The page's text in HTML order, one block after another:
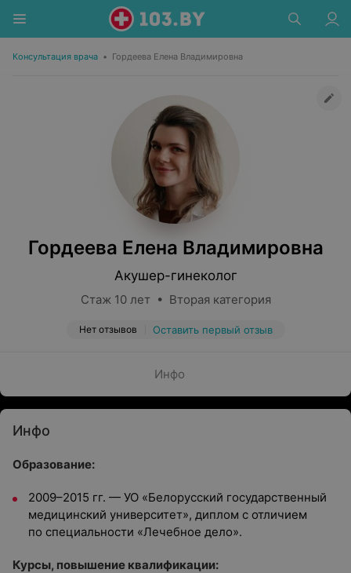
Консультация врача • Гордеева Елена Владимировна
Гордеева Елена Владимировна
Акушер-гинеколог
Стаж 10 лет • Вторая категория
Нет отзывов Оставить первый отзыв
Инфо
Инфо
Образование:
2009–2015 гг. — УО «Белорусский государственный
медицинский университет», диплом с отличием
по специальности «Лечебное дело».
Курсы, повышение квалификации: